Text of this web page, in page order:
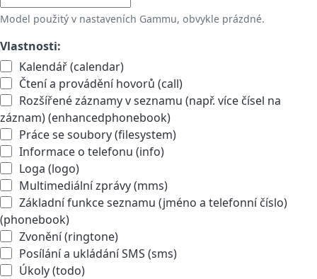
Model použitý v nastaveních Gammu, obvykle prázdné.
Vlastnosti:
Kalendář (calendar)
Čtení a provádění hovorů (call)
Rozšířené záznamy v seznamu (např. více čísel na
záznam) (enhancedphonebook)
Práce se soubory (filesystem)
Informace o telefonu (info)
Loga (logo)
Multimediální zprávy (mms)
Základní funkce seznamu (jméno a telefonní číslo)
(phonebook)
Zvonění (ringtone)
Posílání a ukládání SMS (sms)
Úkoly (todo)